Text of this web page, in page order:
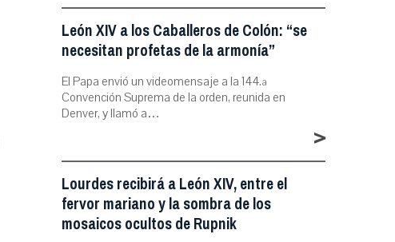
León XIV a los Caballeros de Colón: “se
necesitan profetas de la armonía”
El Papa envió un videomensaje a la 144.ª
Convención Suprema de la orden, reunida en
Denver, y llamó a…
>
Lourdes recibirá a León XIV, entre el
fervor mariano y la sombra de los
mosaicos ocultos de Rupnik